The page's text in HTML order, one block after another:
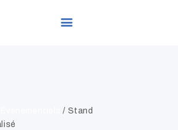
/ Stand